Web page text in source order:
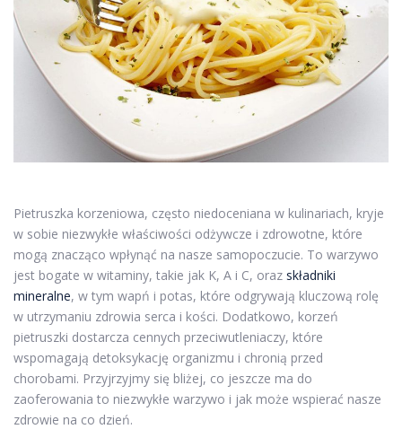
Pietruszka korzeniowa, często niedoceniana w kulinariach, kryje
w sobie niezwykłe właściwości odżywcze i zdrowotne, które
mogą znacząco wpłynąć na nasze samopoczucie. To warzywo
jest bogate w witaminy, takie jak K, A i C, oraz składniki
mineralne, w tym wapń i potas, które odgrywają kluczową rolę
w utrzymaniu zdrowia serca i kości. Dodatkowo, korzeń
pietruszki dostarcza cennych przeciwutleniaczy, które
wspomagają detoksykację organizmu i chronią przed
chorobami. Przyjrzyjmy się bliżej, co jeszcze ma do
zaoferowania to niezwykłe warzywo i jak może wspierać nasze
zdrowie na co dzień.